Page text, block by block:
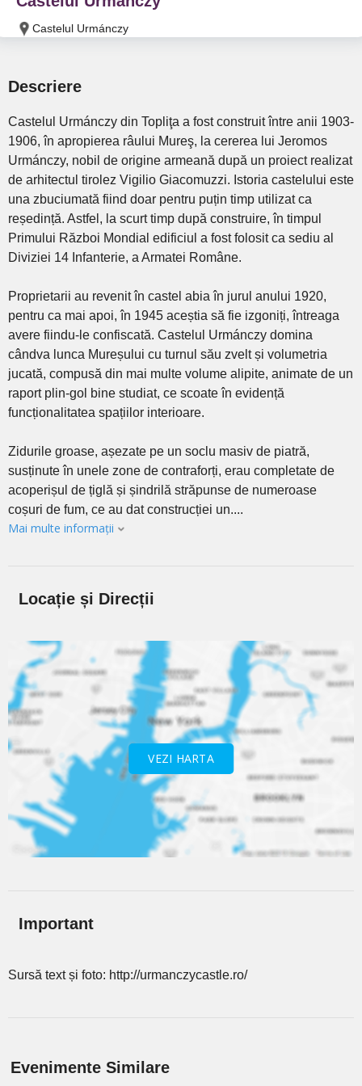
Castelul Urmánczy
Descriere
Castelul Urmánczy din Topliţa a fost construit între anii 1903-
1906, în apropierea râului Mureş, la cererea lui Jeromos
Urmánczy, nobil de origine armeană după un proiect realizat
de arhitectul tirolez Vigilio Giacomuzzi. Istoria castelului este
una zbuciumată fiind doar pentru puțin timp utilizat ca
reședință. Astfel, la scurt timp după construire, în timpul
Primului Război Mondial edificiul a fost folosit ca sediu al
Diviziei 14 Infanterie, a Armatei Române.
Proprietarii au revenit în castel abia în jurul anului 1920,
pentru ca mai apoi, în 1945 aceștia să fie izgoniți, întreaga
avere fiindu-le confiscată. Castelul Urmánczy domina
cândva lunca Mureșului cu turnul său zvelt și volumetria
jucată, compusă din mai multe volume alipite, animate de un
raport plin-gol bine studiat, ce scoate în evidență
funcționalitatea spațiilor interioare.
Zidurile groase, așezate pe un soclu masiv de piatră,
susținute în unele zone de contraforți, erau completate de
acoperișul de țiglă și șindrilă străpunse de numeroase
coșuri de fum, ce au dat construcției un....
Mai multe informații
Locație și Direcții
VEZI HARTA
Important
Sursă text și foto: http://urmanczycastle.ro/
Evenimente Similare